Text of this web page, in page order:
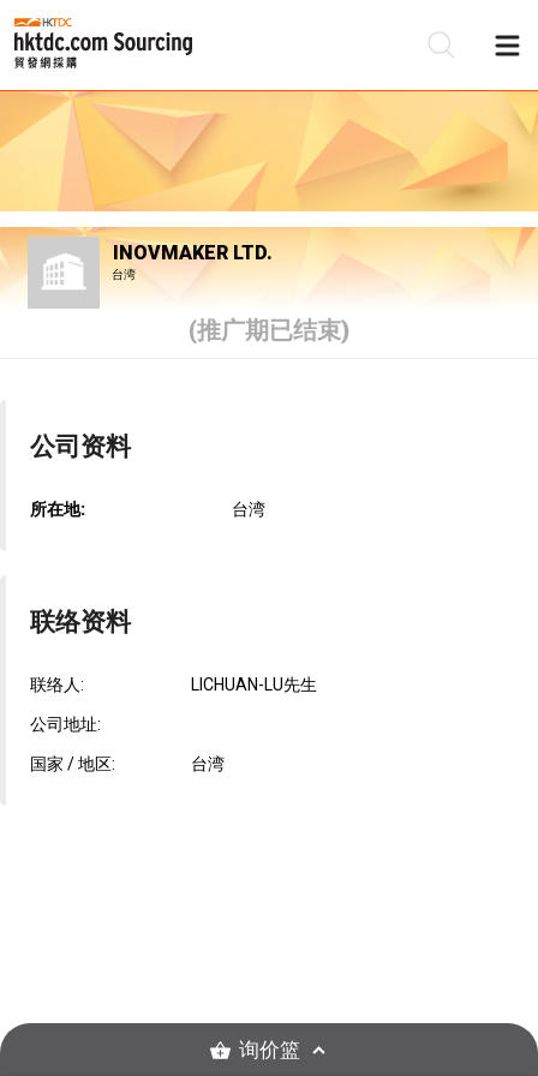
INOVMAKER LTD.
台湾
(推广期已结束)
公司资料
所在地: 台湾
联络资料
联络人: LICHUAN-LU先生
公司地址:
国家 / 地区: 台湾
询价篮